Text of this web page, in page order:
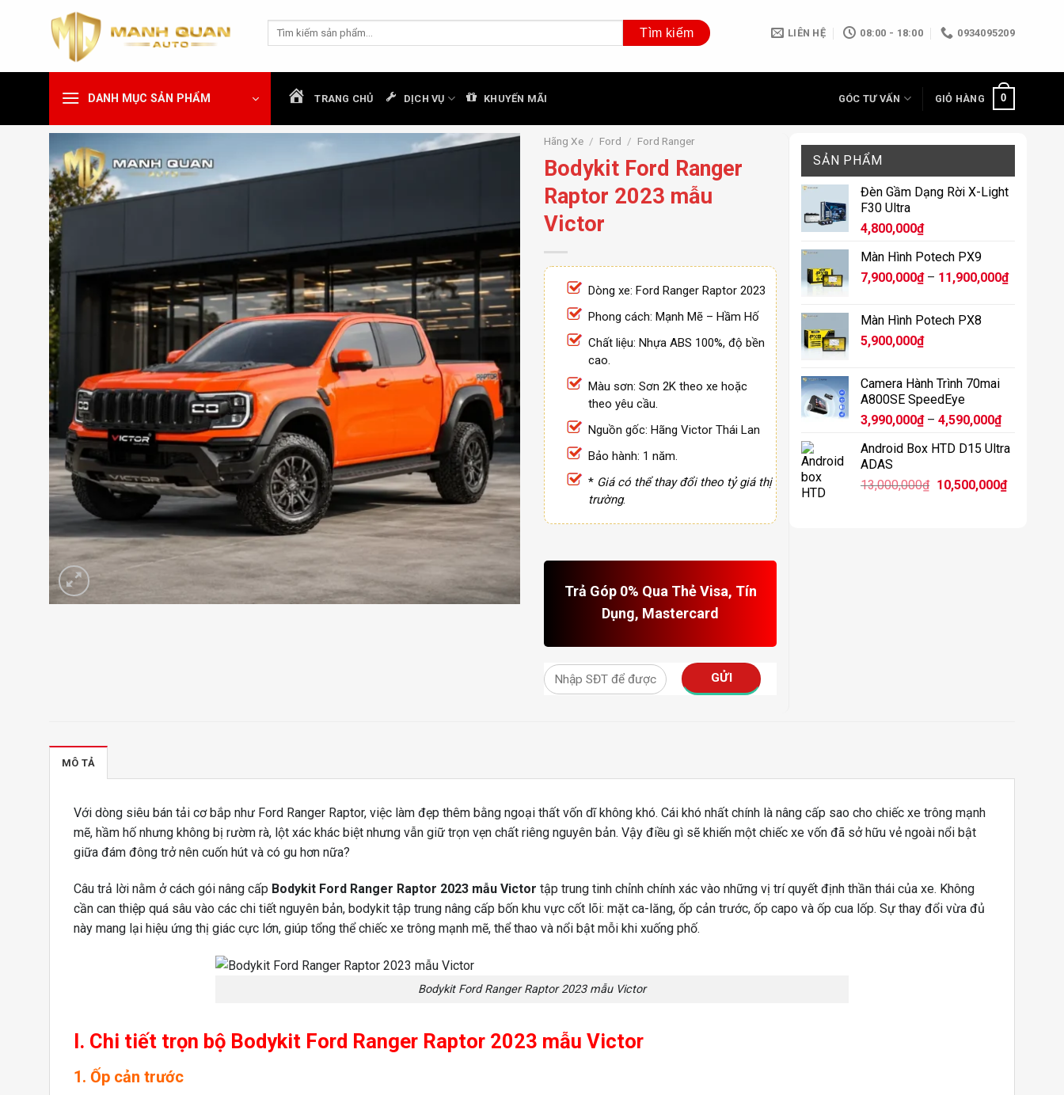
dung
Tìm
LIÊN HỆ 08:00 - 18:00 0934095209
DANH MỤC SẢN PHẨM TRANG CHỦ DỊCH VỤ KHUYẾN MÃI GÓC TƯ VẤN GIỎ HÀNG 0
Hãng Xe / Ford / Ford Ranger
Bodykit Ford Ranger
Raptor 2023 mẫu
Victor
Dòng xe: Ford Ranger Raptor 2023
Phong cách: Mạnh Mẽ – Hầm Hố
Chất liệu: Nhựa ABS 100%, độ bền
cao.
Màu sơn: Sơn 2K theo xe hoặc
theo yêu cầu.
Nguồn gốc: Hãng Victor Thái Lan
Bảo hành: 1 năm.
* Giá có thể thay đổi theo tỷ giá thị
trường.
Trả Góp 0% Qua Thẻ Visa, Tín
Dụng, Mastercard
SẢN PHẨM
Đèn Gầm Dạng Rời X-Light
F30 Ultra
4,800,000₫
Màn Hình Potech PX9
7,900,000₫ – 11,900,000₫Khoảng
Màn Hình Potech PX8
5,900,000₫
Camera Hành Trình 70mai
A800SE SpeedEye
3,990,000₫ – 4,590,000₫Khoảng
từ
đến
Android Box HTD D15 Ultra
ADAS
13,000,000₫ Giá
10,500,000₫Giá
MÔ TẢ
Với dòng siêu bán tải cơ bắp như Ford Ranger Raptor, việc làm đẹp thêm bằng ngoại thất vốn dĩ không khó. Cái khó nhất chính là nâng cấp sao cho chiếc xe trông mạnh
mẽ, hầm hố nhưng không bị rườm rà, lột xác khác biệt nhưng vẫn giữ trọn vẹn chất riêng nguyên bản. Vậy điều gì sẽ khiến một chiếc xe vốn đã sở hữu vẻ ngoài nổi bật
giữa đám đông trở nên cuốn hút và có gu hơn nữa?
Câu trả lời nằm ở cách gói nâng cấp Bodykit Ford Ranger Raptor 2023 mẫu Victor tập trung tinh chỉnh chính xác vào những vị trí quyết định thần thái của xe. Không
cần can thiệp quá sâu vào các chi tiết nguyên bản, bodykit tập trung nâng cấp bốn khu vực cốt lõi: mặt ca-lăng, ốp cản trước, ốp capo và ốp cua lốp. Sự thay đổi vừa đủ
này mang lại hiệu ứng thị giác cực lớn, giúp tổng thể chiếc xe trông mạnh mẽ, thể thao và nổi bật mỗi khi xuống phố.
Bodykit Ford Ranger Raptor 2023 mẫu Victor
I. Chi tiết trọn bộ Bodykit Ford Ranger Raptor 2023 mẫu Victor
1. Ốp cản trước